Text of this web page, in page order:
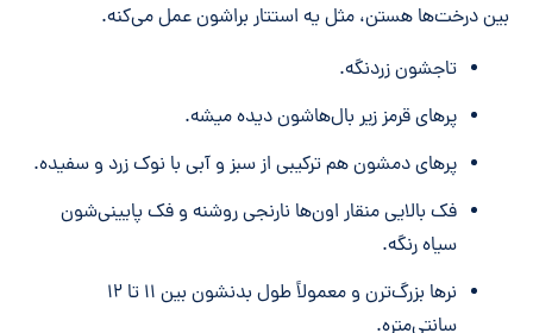
بین درخت‌ها هستن، مثل یه استتار براشون عمل می‌کنه.
تاجشون زردنگه.
پرهای قرمز زیر بال‌هاشون دیده میشه.
پرهای دمشون هم ترکیبی از سبز و آبی با نوک زرد و سفیده.
فک بالایی منقار اون‌ها نارنجی روشنه و فک پایینی‌شون
سیاه رنگه.
نرها بزرگ‌ترن و معمولاً طول بدنشون بین ۱۱ تا ۱۲
سانتی‌متره.